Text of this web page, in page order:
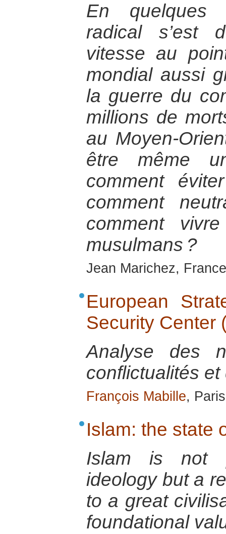
En quelques
radical s’est
vitesse au
mondial aussi
la guerre du
millions de
au Moyen-
être même
comment
comment
comment
musulmans ?
Jean Marichez,
European
Security Center
Analyse des
conflictualités
François Mabille,
Islam: the state
Islam is not
ideology but a
to a great
foundational